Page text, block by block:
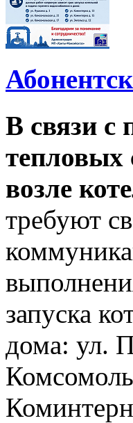
В связи с
тепловых
возле
требуют
запуска
дома: ул.